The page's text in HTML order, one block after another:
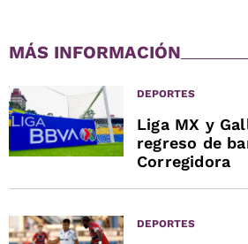
MÁS INFORMACIÓN
DEPORTES
Liga MX y
regreso de
Corregidora
DEPORTES